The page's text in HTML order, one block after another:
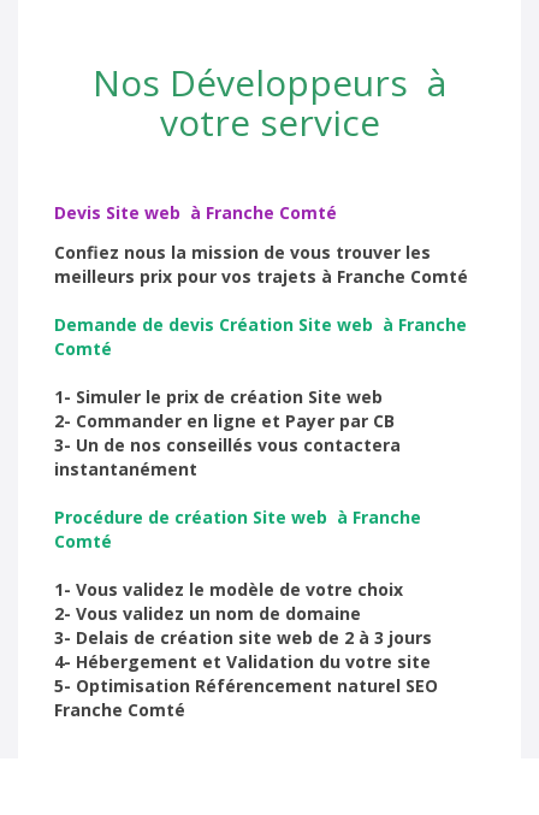
Nos Développeurs à
votre service
Devis Site web à Franche Comté
Confiez nous la mission de vous trouver les
meilleurs prix pour vos trajets à Franche Comté
Demande de devis Création Site web à Franche
Comté
1- Simuler le prix de création Site web
2- Commander en ligne et Payer par CB
3- Un de nos conseillés vous contactera
instantanément
Procédure de création Site web à Franche
Comté
1- Vous validez le modèle de votre choix
2- Vous validez un nom de domaine
3- Delais de création site web de 2 à 3 jours
4- Hébergement et Validation du votre site
5- Optimisation Référencement naturel SEO
Franche Comté